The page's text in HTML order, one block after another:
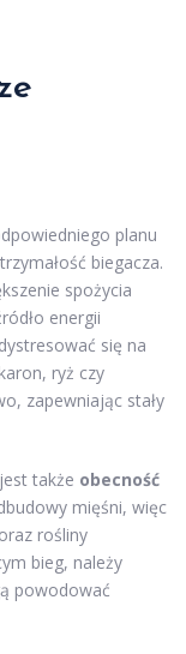
planu
biegacza.
spożycia
energii
się na
ryż czy
zapewniając stały
także obecność
mięśni, więc
rośliny
bieg, należy
powodować